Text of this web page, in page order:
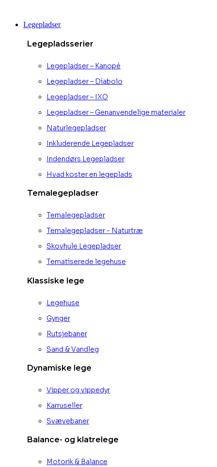
indholdLegepladser
Legepladsserier
Legepladser – Kanopé
Legepladser – Diabolo
Legepladser – IXO
Legepladser – Genanvendelige materialer
Naturlegepladser
Inkluderende Legepladser
Indendørs Legepladser
Hvad koster en legeplads
Temalegepladser
Temalegepladser
Temalegepladser - Naturtræ
Skovhule Legepladser
Tematiserede legehuse
Klassiske lege
Legehuse
Gynger
Rutsjebaner
Sand & Vandleg
Dynamiske lege
Vipper og vippedyr
Karruseller
Svævebaner
Balance- og klatrelege
Motorik & Balance